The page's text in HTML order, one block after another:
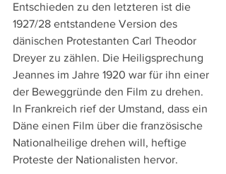
Entschieden zu den letzteren ist die
1927/28 entstandene Version des
dänischen Protestanten Carl Theodor
Dreyer zu zählen. Die Heiligsprechung
Jeannes im Jahre 1920 war für ihn einer
der Beweggründe den Film zu drehen.
In Frankreich rief der Umstand, dass ein
Däne einen Film über die französische
Nationalheilige drehen will, heftige
Proteste der Nationalisten hervor.